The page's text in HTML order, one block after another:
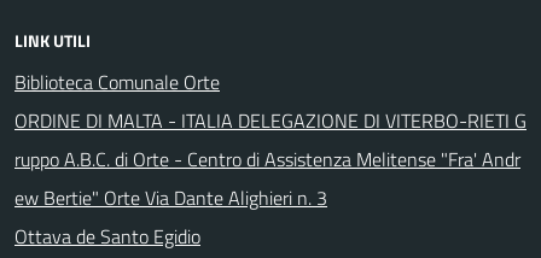
LINK UTILI
Biblioteca Comunale Orte
ORDINE DI MALTA - ITALIA DELEGAZIONE DI VITERBO-RIETI G
ruppo A.B.C. di Orte - Centro di Assistenza Melitense "Fra' Andr
ew Bertie" Orte Via Dante Alighieri n. 3
Ottava de Santo Egidio